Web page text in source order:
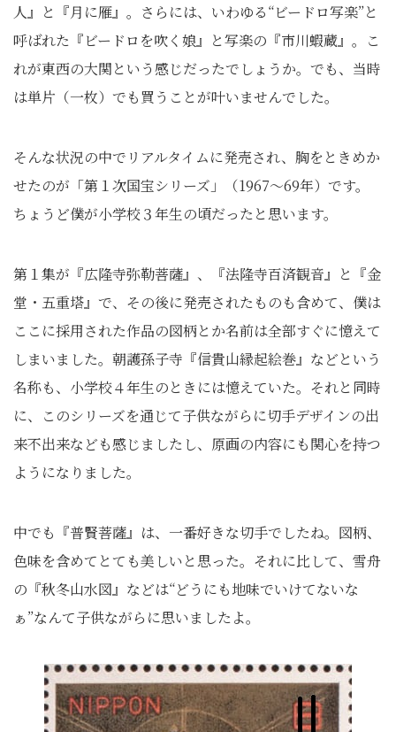
人』と『月に雁』。さらには、いわゆる“ビードロ写楽”と
呼ばれた『ビードロを吹く娘』と写楽の『市川蝦蔵』。こ
れが東西の大関という感じだったでしょうか。でも、当時
は単片（一枚）でも買うことが叶いませんでした。
そんな状況の中でリアルタイムに発売され、胸をときめか
せたのが「第１次国宝シリーズ」（1967～69年）です。
ちょうど僕が小学校３年生の頃だったと思います。
第１集が『広隆寺弥勒菩薩』、『法隆寺百済観音』と『金
堂・五重塔』で、その後に発売されたものも含めて、僕は
ここに採用された作品の図柄とか名前は全部すぐに憶えて
しまいました。朝護孫子寺『信貴山縁起絵巻』などという
名称も、小学校４年生のときには憶えていた。それと同時
に、このシリーズを通じて子供ながらに切手デザインの出
来不出来なども感じましたし、原画の内容にも関心を持つ
ようになりました。
中でも『普賢菩薩』は、一番好きな切手でしたね。図柄、
色味を含めてとても美しいと思った。それに比して、雪舟
の『秋冬山水図』などは“どうにも地味でいけてないな
ぁ”なんて子供ながらに思いましたよ。